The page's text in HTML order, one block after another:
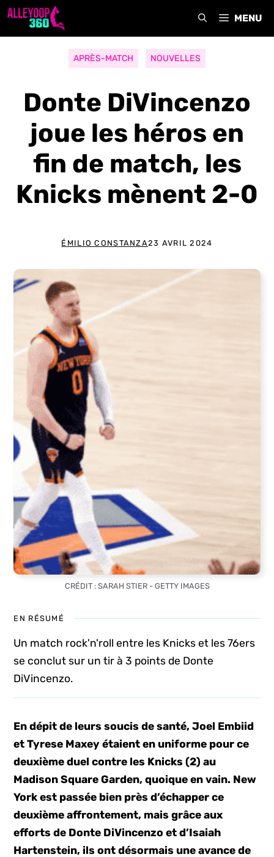
Aller
MENU
APRÈS-MATCH NOUVELLES
Donte DiVincenzo
joue les héros en
fin de match, les
Knicks mènent 2-0
ÉMILIO CONSTANZA23 AVRIL 2024
CRÉDIT : SARAH STIER - GETTY IMAGES
EN RÉSUMÉ
Un match rock'n'roll entre les Knicks et les 76ers
se conclut sur un tir à 3 points de Donte
DiVincenzo.
En dépit de leurs soucis de santé, Joel Embiid
et Tyrese Maxey étaient en uniforme pour ce
deuxième duel contre les Knicks (2) au
Madison Square Garden, quoique en vain. New
York est passée bien près d’échapper ce
deuxième affrontement, mais grâce aux
efforts de Donte DiVincenzo et d’Isaiah
Hartenstein, ils ont désormais une avance de